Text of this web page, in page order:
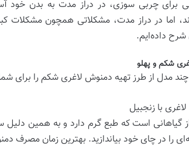
برای چربی سوزی، در دراز مدت به بدن خود
اما در دراز مدت، مشکلاتی همچون مشکلات
داده‌ایم.
شکم و پهلو
مدل از طرز تهیه دمنوش لاغری شکم را برای شما
با زنجبیل
گیاهانی است که طبع گرم دارد و به همین
را در چای خود بیاندازید. بهترین زمان